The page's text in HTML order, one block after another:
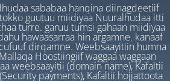
sababaa hanqina diinagdeetiif
guutuu miidiyaa Nuuralhudaa itti
turre. garuu tumsi gahaan miidiyaa
hawaasarraa hin argamne. kanaaf
dirqamne. Weebsaayitiin humna
Hoostiingiif waggaa waggaan
weebsaayitii (domain name), Kafaltii
payments), Kafaltii hojjattoota